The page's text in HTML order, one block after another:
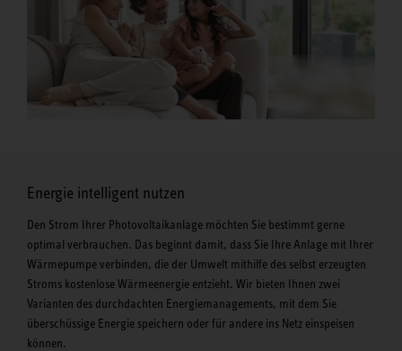
Energie intelligent nutzen
Den Strom Ihrer Photovoltaikanlage möchten Sie bestimmt gerne
optimal verbrauchen. Das beginnt damit, dass Sie Ihre Anlage mit Ihrer
Wärmepumpe verbinden, die der Umwelt mithilfe des selbst erzeugten
Stroms kostenlose Wärmeenergie entzieht. Wir bieten Ihnen zwei
Varianten des durchdachten Energiemanagements, mit dem Sie
überschüssige Energie speichern oder für andere ins Netz einspeisen
können.